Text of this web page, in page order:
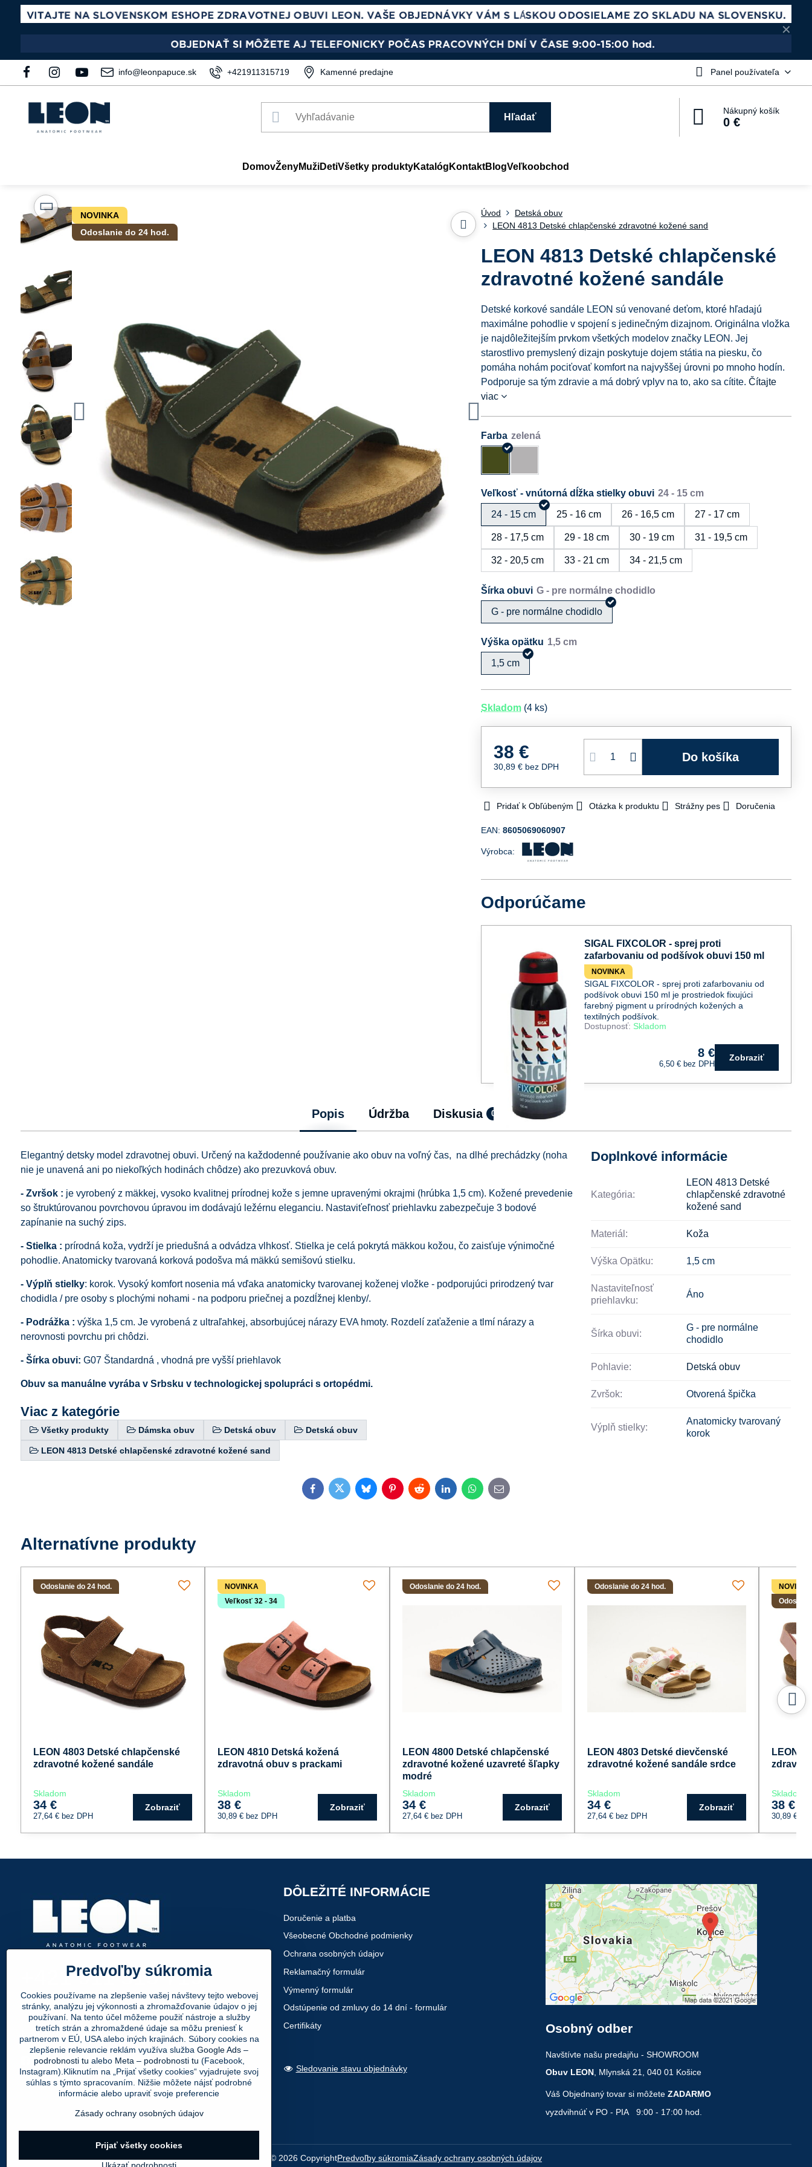
✕
info@leonpapuce.sk +421911315719 Kamenné predajne Panel používateľa
Hľadať
Nákupný košík
0 €
DomovŽenyMužiDetiVšetky produktyKatalóg KontaktBlogVeľkoobchod
NOVINKA
Odoslanie do 24 hod.
Úvod
Detská obuv
LEON 4813 Detské chlapčenské zdravotné kožené sand
LEON 4813 Detské chlapčenské
zdravotné kožené sandále
Detské korkové sandále LEON sú venované deťom, ktoré hľadajú
maximálne pohodlie v spojení s jedinečným dizajnom. Originálna vložka
je najdôležitejším prvkom všetkých modelov značky LEON. Jej
starostlivo premyslený dizajn poskytuje dojem státia na piesku, čo
pomáha nohám pociťovať komfort na najvyššej úrovni po mnoho hodín.
Podporuje sa tým zdravie a má dobrý vplyv na to, ako sa cítite.Čítajte
viac
Farba
Veľkosť - vnútorná dĺžka stielky obuvi
24 - 15 cm 25 - 16 cm 26 - 16,5 cm 27 - 17 cm
28 - 17,5 cm 29 - 18 cm 30 - 19 cm 31 - 19,5 cm
32 - 20,5 cm 33 - 21 cm 34 - 21,5 cm
Šírka obuvi
G - pre normálne chodidlo
Výška opätku
1,5 cm
Skladom (4 ks)
38 €
30,89 € bez DPH
Do košíka
Pridať k Obľúbeným Otázka k produktu Strážny pes Doručenia
EAN:8605069060907
Výrobca:
Odporúčame
SIGAL FIXCOLOR - sprej proti
zafarbovaniu od podšívok obuvi 150 ml
NOVINKA
SIGAL FIXCOLOR - sprej proti zafarbovaniu od
podšívok obuvi 150 ml je prostriedok fixujúci
farebný pigment u prírodných kožených a
textilných podšívok.
Dostupnosť: Skladom
8 €
6,50 € bez DPH
Zobraziť
Popis Údržba Diskusia 0
Elegantný detsky model zdravotnej obuvi. Určený na každodenné používanie ako obuv na voľný čas, na dlhé prechádzky (noha
nie je unavená ani po niekoľkých hodinách chôdze) ako prezuvková obuv.
- Zvršok : je vyrobený z mäkkej, vysoko kvalitnej prírodnej kože s jemne upravenými okrajmi (hrúbka 1,5 cm). Kožené prevedenie
so štruktúrovanou povrchovou úpravou im dodávajú ležérnu eleganciu. Nastaviťeľnosť priehlavku zabezpečuje 3 bodové
zapínanie na suchý zips.
- Stielka : prírodná koža, vydrží je priedušná a odvádza vlhkosť. Stielka je celá pokrytá mäkkou kožou, čo zaisťuje výnimočné
pohodlie. Anatomicky tvarovaná korková podošva má mäkkú semišovú stielku.
- Výplň stielky: korok. Vysoký komfort nosenia má vďaka anatomicky tvarovanej koženej vložke - podporujúci prirodzený tvar
chodidla / pre osoby s plochými nohami - na podporu priečnej a pozdĺžnej klenby/.
- Podrážka : výška 1,5 cm. Je vyrobená z ultraľahkej, absorbujúcej nárazy EVA hmoty. Rozdelí zaťaženie a tlmí nárazy a
nerovnosti povrchu pri chôdzi.
- Šírka obuvi: G07 Štandardná , vhodná pre vyšší priehlavok
Obuv sa manuálne vyrába v Srbsku v technologickej spolupráci s ortopédmi.
Viac z kategórie
Všetky produkty Dámska obuv Detská obuv Detská obuv
LEON 4813 Detské chlapčenské zdravotné kožené sand
Doplnkové informácie
Kategória:
LEON 4813 Detské
chlapčenské zdravotné
kožené sand
Materiál: Koža
Výška Opätku: 1,5 cm
Nastaviteľnosť
priehlavku:
Áno
Šírka obuvi:
G - pre normálne
chodidlo
Pohlavie: Detská obuv
Zvršok: Otvorená špička
Výplň stielky:
Anatomicky tvarovaný
korok
FacebookTwitterBlueskyPinterestRedditLinkedInWhatsApp
E-
mail
Alternatívne produkty
Odoslanie do 24 hod.
LEON 4803 Detské chlapčenské
zdravotné kožené sandále
Skladom
34 €
27,64 € bez DPH
Zobraziť
NOVINKA
Veľkosť 32 - 34
LEON 4810 Detská kožená
zdravotná obuv s prackami
Skladom
38 €
30,89 €bez DPH
Zobraziť
Odoslanie do 24 hod.
LEON 4800 Detské chlapčenské
zdravotné kožené uzavreté šľapky
modré
Skladom
34 €
27,64 € bez DPH
Zobraziť
Odoslanie do 24 hod.
LEON 4803 Detské dievčenské
zdravotné kožené sandále srdce
Skladom
34 €
27,64 € bez DPH
Zobraziť
LEON
Skladom
38 €
30,89 €
+421 911 315 719
info@leonpapuce.sk
Nájdete nás aj tu:
Facebook Instagram Youtube
DÔLEŽITÉ INFORMÁCIE
Doručenie a platba
Všeobecné Obchodné podmienky
Ochrana osobných údajov
Reklamačný formulár
Výmenný formulár
Odstúpenie od zmluvy do 14 dní - formulár
Certifikáty
Sledovanie stavu objednávky
Osobný odber
Navštívte našu predajňu - SHOWROOM
Obuv LEON, Mlynská 21, 040 01 Košice
Váš Objednaný tovar si môžete ZADARMO
vyzdvihnúť v PO - PIA 9:00 - 17:00 hod.
© 2026CopyrightPredvoľby súkromiaZásady ochrany osobných údajov
Predvoľby súkromia
Cookies používame na zlepšenie vašej návštevy tejto webovej
stránky, analýzu jej výkonnosti a zhromažďovanie údajov o jej
používaní. Na tento účel môžeme použiť nástroje a služby
tretích strán a zhromaždené údaje sa môžu preniesť k
partnerom v EÚ, USA alebo iných krajinách. Súbory cookies na
zlepšenie relevancie reklám využíva služba Google Ads –
podrobnosti tu alebo Meta – podrobnosti tu (Facebook,
Instagram).Kliknutím na „Prijať všetky cookies“ vyjadrujete svoj
súhlas s týmto spracovaním. Nižšie môžete nájsť podrobné
informácie alebo upraviť svoje preferencie
Zásady ochrany osobných údajov
Prijať všetky cookies